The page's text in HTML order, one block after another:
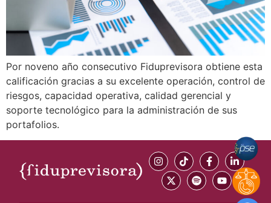
Por noveno año consecutivo Fiduprevisora obtiene esta
calificación gracias a su excelente operación, control de
riesgos, capacidad operativa, calidad gerencial y
soporte tecnológico para la administración de sus
portafolios.